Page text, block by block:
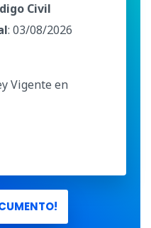
Civil
: 03/08/2026
Vigente en